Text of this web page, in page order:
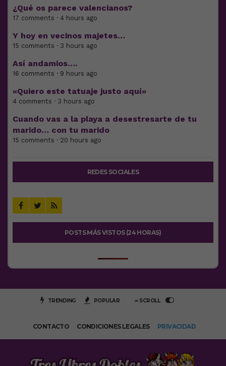
¿Qué os parece valencianos?
17 comments · 4 hours ago
Y hoy en vecinos majetes…
15 comments · 3 hours ago
Así andamios….
16 comments · 9 hours ago
«Quiero este tatuaje justo aquí»
4 comments · 3 hours ago
Cuando vas a la playa a desestresarte de tu
marido… con tu marido
15 comments · 20 hours ago
REDES SOCIALES
POSTS MÁS VISTOS (24 HORAS)
TRENDING POPULAR ∞ SCROLL
CONTACTO CONDICIONES LEGALES PRIVACIDAD